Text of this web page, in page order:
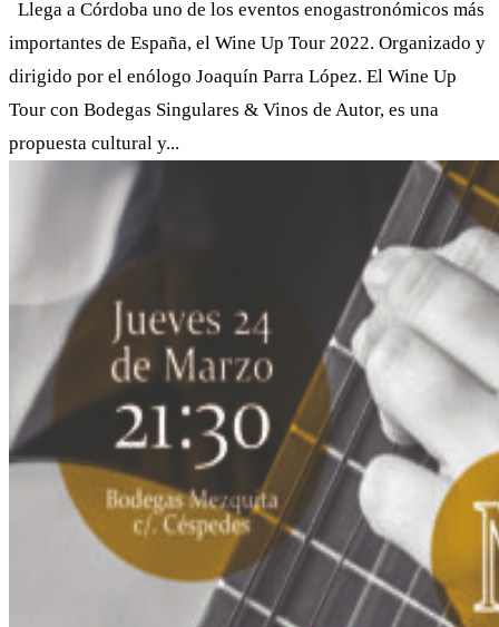
Llega a Córdoba uno de los eventos enogastronómicos más
importantes de España, el Wine Up Tour 2022. Organizado y
dirigido por el enólogo Joaquín Parra López. El Wine Up
Tour con Bodegas Singulares & Vinos de Autor, es una
propuesta cultural y...